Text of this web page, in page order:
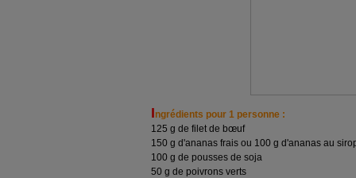
Ingrédients pour 1 personne :
125 g de filet de bœuf
150 g d'ananas frais ou 100 g d'ananas au
100 g de pousses de soja
50 g de poivrons verts